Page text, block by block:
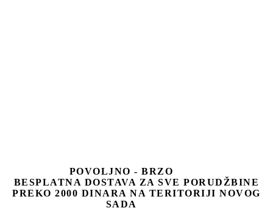
POVOLJNO - BRZO
BESPLATNA DOSTAVA ZA SVE PORUDŽBINE
PREKO 2000 DINARA NA TERITORIJI NOVOG
SADA